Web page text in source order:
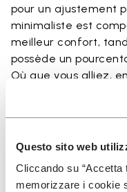
Questo sito web
Cliccando su “Accetta
memorizzare i cookie
pour un ajustement
minimaliste est
meilleur confort,
possède un
Où que vous alliez,
Furoshiki ECO
Détails